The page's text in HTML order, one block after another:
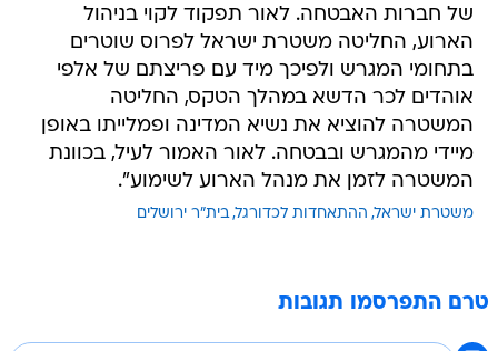
של חברות האבטחה. לאור תפקוד לקוי בניהול
הארוע, החליטה משטרת ישראל לפרוס שוטרים
בתחומי המגרש ולפיכך מיד עם פריצתם של אלפי
אוהדים לכר הדשא במהלך הטקס, החליטה
המשטרה להוציא את נשיא המדינה ופמלייתו באופן
מיידי מהמגרש ובבטחה. לאור האמור לעיל, בכוונת
המשטרה לזמן את מנהל הארוע לשימוע".
משטרת ישראל ההתאחדות לכדורגל בית"ר ירושלים
טרם התפרסמו תגובות